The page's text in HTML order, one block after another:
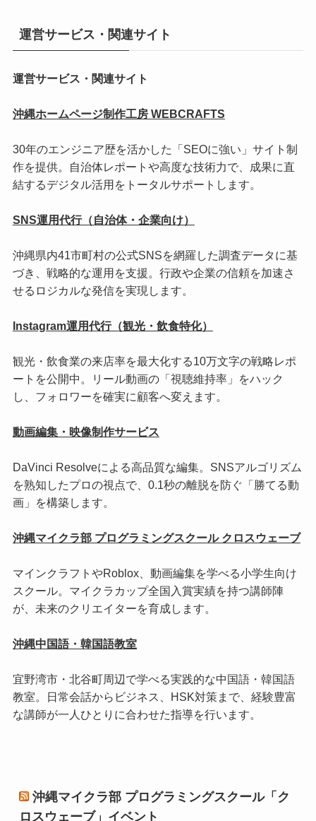
運営サービス・関連サイト
運営サービス・関連サイト
沖縄ホームページ制作工房 WEBCRAFTS
30年のエンジニア歴を活かした「SEOに強い」サイト制
作を提供。自治体レポートや高度な技術力で、成果に直
結するデジタル活用をトータルサポートします。
SNS運用代行（自治体・企業向け）
沖縄県内41市町村の公式SNSを網羅した調査データに基
づき、戦略的な運用を支援。行政や企業の信頼を加速さ
せるロジカルな発信を実現します。
Instagram運用代行（観光・飲食特化）
観光・飲食業の来店率を最大化する10万文字の戦略レポ
ートを公開中。リール動画の「視聴維持率」をハック
し、フォロワーを確実に顧客へ変えます。
動画編集・映像制作サービス
DaVinci Resolveによる高品質な編集。SNSアルゴリズム
を熟知したプロの視点で、0.1秒の離脱を防ぐ「勝てる動
画」を構築します。
沖縄マイクラ部 プログラミングスクール クロスウェーブ
マインクラフトやRoblox、動画編集を学べる小学生向け
スクール。マイクラカップ全国入賞実績を持つ講師陣
が、未来のクリエイターを育成します。
沖縄中国語・韓国語教室
宜野湾市・北谷町周辺で学べる実践的な中国語・韓国語
教室。日常会話からビジネス、HSK対策まで、経験豊富
な講師が一人ひとりに合わせた指導を行います。
沖縄マイクラ部 プログラミングスクール「ク
ロスウェーブ」イベント